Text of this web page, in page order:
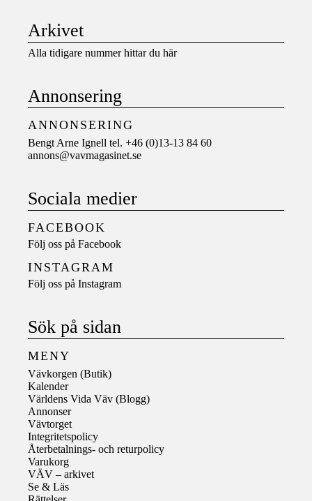
Arkivet
Alla tidigare nummer hittar du här
Annonsering
ANNONSERING
Bengt Arne Ignell tel. +46 (0)13-13 84 60
annons@vavmagasinet.se
Sociala medier
FACEBOOK
Följ oss på Facebook
INSTAGRAM
Följ oss på Instagram
Sök på sidan
MENY
Vävkorgen (Butik)
Kalender
Världens Vida Väv (Blogg)
Annonser
Vävtorget
Integritetspolicy
Återbetalnings- och returpolicy
Varukorg
VÄV – arkivet
Se & Läs